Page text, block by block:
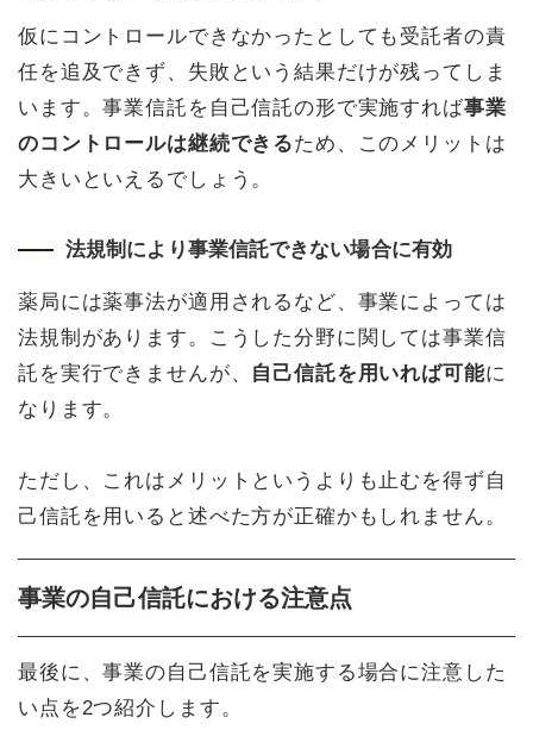
仮にコントロールできなかったとしても受託者の責
任を追及できず、失敗という結果だけが残ってしま
います。事業信託を自己信託の形で実施すれば事業
のコントロールは継続できるため、このメリットは
大きいといえるでしょう。
法規制により事業信託できない場合に有効
薬局には薬事法が適用されるなど、事業によっては
法規制があります。こうした分野に関しては事業信
託を実行できませんが、 自己信託を用いれば可能に
なります。
ただし、これはメリットというよりも止むを得ず自
己信託を用いると述べた方が正確かもしれません。
事業の自己信託における注意点
最後に、事業の自己信託を実施する場合に注意した
い点を2つ紹介します。